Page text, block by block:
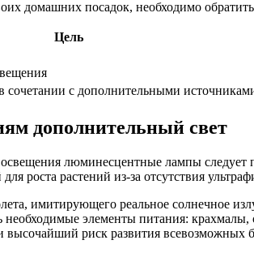
домашних посадок, необходимо
Цель
сочетании с дополнительными
дополнительный свет
люминесцентные лампы
роста растений из-за отсутствия
имитирующего реальное солнечное
необходимые элементы питания:
высочайший риск развития всевозможных